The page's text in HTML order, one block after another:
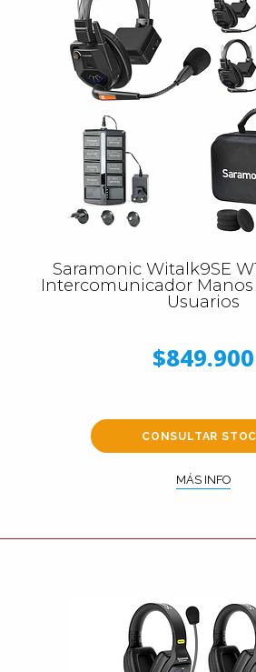
Saramonic Witalk9SE
Intercomunicador
Usuarios
$849.900
CONSULTAR
MÁS INFO